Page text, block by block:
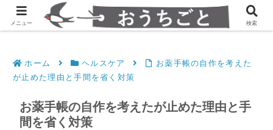
発達障害凸凹夫婦のシンプルすっきり生活
ホーム ヘルスケア
お薬手帳の自作を考えた
が止めた理由と手間を省く対策
お薬手帳の自作を考えたが止めた理由と手
間を省く対策
メニュー 検索